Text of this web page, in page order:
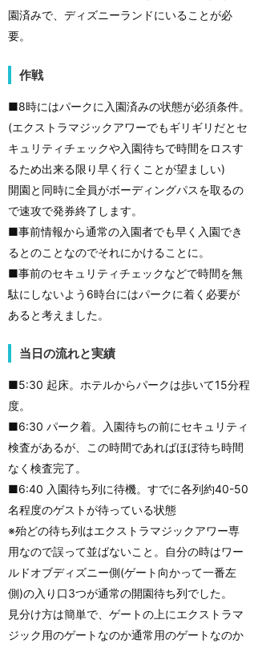
園済みで、ディズニーランドにいることが必
要。
作戦
■8時にはパークに入園済みの状態が必須条件。
(エクストラマジックアワーでもギリギリだとセ
キュリティチェックや入園待ちで時間をロスす
るため出来る限り早く行くことが望ましい)
開園と同時に全員がボーディングパスを取るの
で速攻で発券終了します。
■事前情報から通常の入園者でも早く入園でき
るとのことなのでそれにかけることに。
■事前のセキュリティチェックなどで時間を無
駄にしないよう6時台にはパークに着く必要が
あると考えました。
当日の流れと実績
■5:30 起床。ホテルからパークは歩いて15分程
度。
■6:30 パーク着。入園待ちの前にセキュリティ
検査があるが、この時間であればほぼ待ち時間
なく検査完了。
■6:40 入園待ち列に待機。すでに各列約40-50
名程度のゲストが待っている状態
※殆どの待ち列はエクストラマジックアワー専
用なので誤って並ばないこと。自分の時はワー
ルドオブディズニー側(ゲート向かって一番左
側)の入り口3つが通常の開園待ち列でした。
見分け方は簡単で、ゲートの上にエクストラマ
ジック用のゲートなのか通常用のゲートなのか